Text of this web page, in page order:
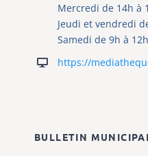
Mercredi de 14h à
Jeudi et vendredi
Samedi de 9h à 12h
https://
BULLETIN MUNICIPAL